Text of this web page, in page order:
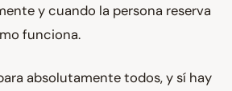
y cuando la persona reserva
funciona.
absolutamente todos, y sí hay